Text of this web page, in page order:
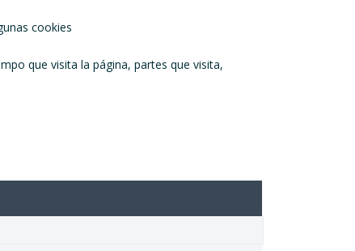
cookies
que visita la página, partes que visita,